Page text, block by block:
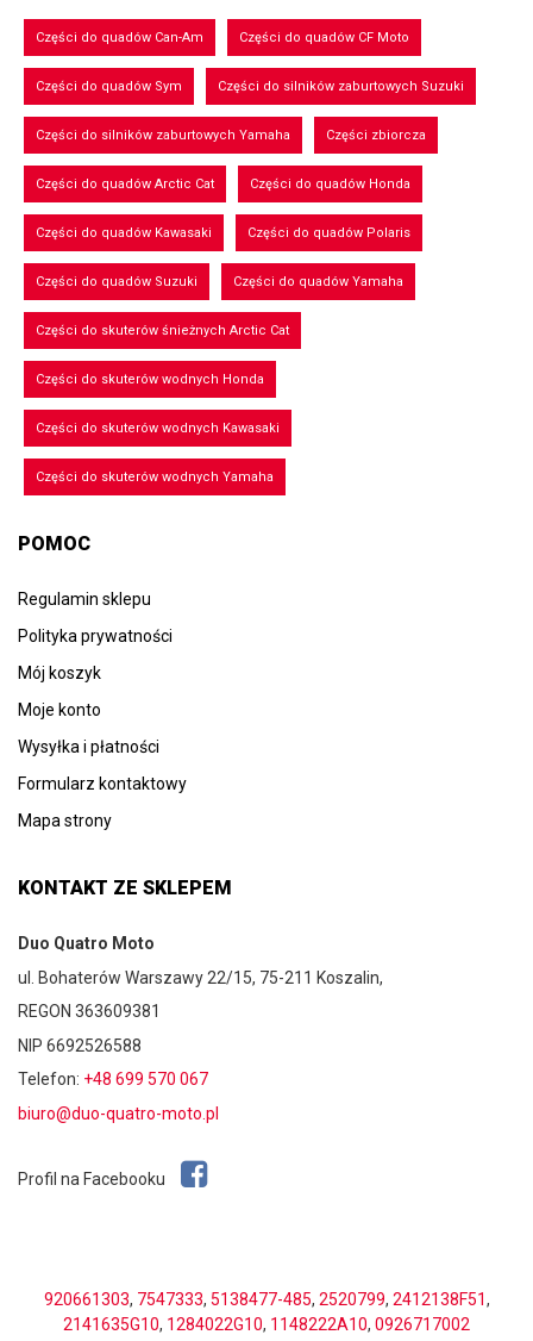
Części do quadów Can-Am Części do quadów CF Moto
Części do quadów Sym Części do silników zaburtowych Suzuki
Części do silników zaburtowych Yamaha Części zbiorcza
Części do quadów Arctic Cat Części do quadów Honda
Części do quadów Kawasaki Części do quadów Polaris
Części do quadów Suzuki Części do quadów Yamaha
Części do skuterów śnieżnych Arctic Cat
Części do skuterów wodnych Honda
Części do skuterów wodnych Kawasaki
Części do skuterów wodnych Yamaha
POMOC
Regulamin sklepu
Polityka prywatności
Mój koszyk
Moje konto
Wysyłka i płatności
Formularz kontaktowy
Mapa strony
KONTAKT ZE SKLEPEM
Duo Quatro Moto
ul. Bohaterów Warszawy 22/15, 75-211 Koszalin,
REGON 363609381
NIP 6692526588
Telefon: +48 699 570 067
biuro@duo-quatro-moto.pl
Profil na Facebooku
920661303, 7547333, 5138477-485, 2520799, 2412138F51,
2141635G10, 1284022G10, 1148222A10, 0926717002